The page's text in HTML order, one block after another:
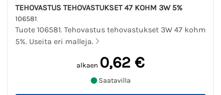
TEHOVASTUS TEHOVASTUKSET 47 KOHM 3W 5%
106581
Tuote 106581. Tehovastus tehovastukset 3W 47 kohm
5%. Useita eri malleja.
alkaen 0,62 €
Saatavilla